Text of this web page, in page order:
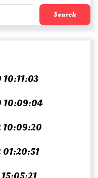
Search
10:09:04
10:09:20
01:20:51